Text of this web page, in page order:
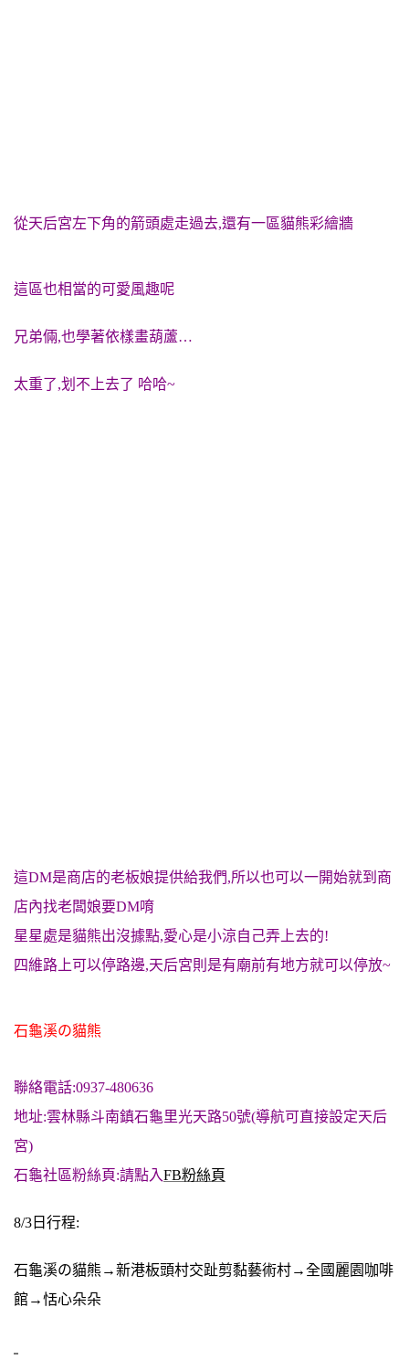
從天后宮左下角的箭頭處走過去,還有一區貓熊彩繪牆
這區也相當的可愛風趣呢
兄弟倆,也學著依樣畫葫蘆…
太重了,划不上去了 哈哈~
這DM是商店的老板娘提供給我們,所以也可以一開始就到商
店內找老闆娘要DM唷
星星處是貓熊出沒據點,愛心是小涼自己弄上去的!
四維路上可以停路邊,天后宮則是有廟前有地方就可以停放~
石龜溪の貓熊
聯絡電話:0937-480636
地址:雲林縣斗南鎮石龜里光天路50號(導航可直接設定天后
宮)
石龜社區粉絲頁:請點入FB粉絲頁
8/3日行程:
石龜溪の貓熊→新港板頭村交趾剪黏藝術村→全國麗園咖啡
館→恬心朵朵